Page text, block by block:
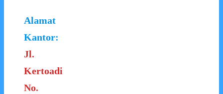
Alamat
Kantor:
Jl.
Kertoadi
No.